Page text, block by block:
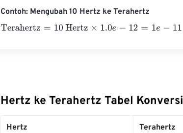
Contoh: Mengubah 10 Hertz ke Terahertz
Terahertz=10 Hertz×1.0e 12 =1e-11 Terahertz
Hertz ke Terahertz Tabel Konversi
Hertz Terahertz